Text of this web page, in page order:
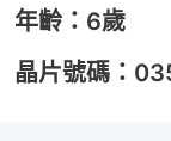
年齡：6歲
晶片號碼：